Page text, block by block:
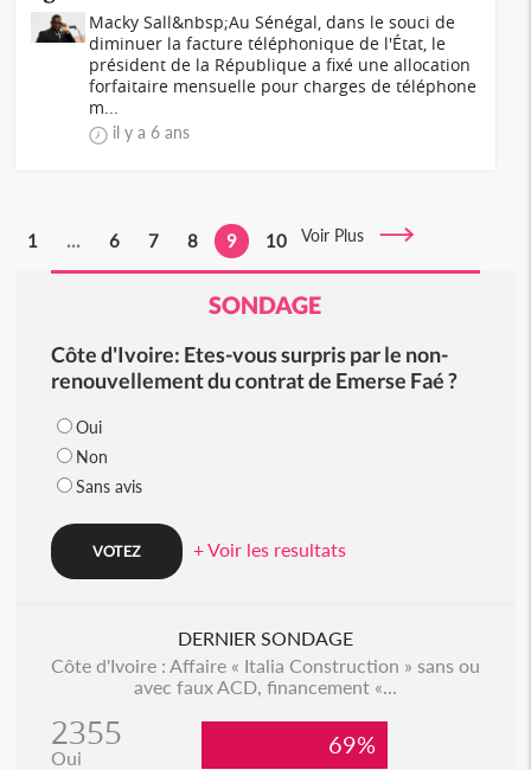
Macky Sall&nbsp;Au Sénégal, dans le souci de
diminuer la facture téléphonique de l'État, le
président de la République a fixé une allocation
forfaitaire mensuelle pour charges de téléphone
m...
il y a 6 ans
1 ... 6 7 8 9 10 Voir Plus
SONDAGE
Côte d'Ivoire: Etes-vous surpris par le non-
renouvellement du contrat de Emerse Faé ?
Oui
Non
Sans avis
+ Voir les resultats
DERNIER SONDAGE
Côte d'Ivoire : Affaire « Italia Construction » sans ou
avec faux ACD, financement «...
2355
Oui 69%